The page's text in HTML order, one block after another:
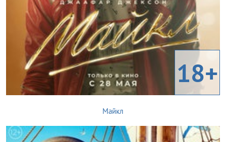
18+
Майкл